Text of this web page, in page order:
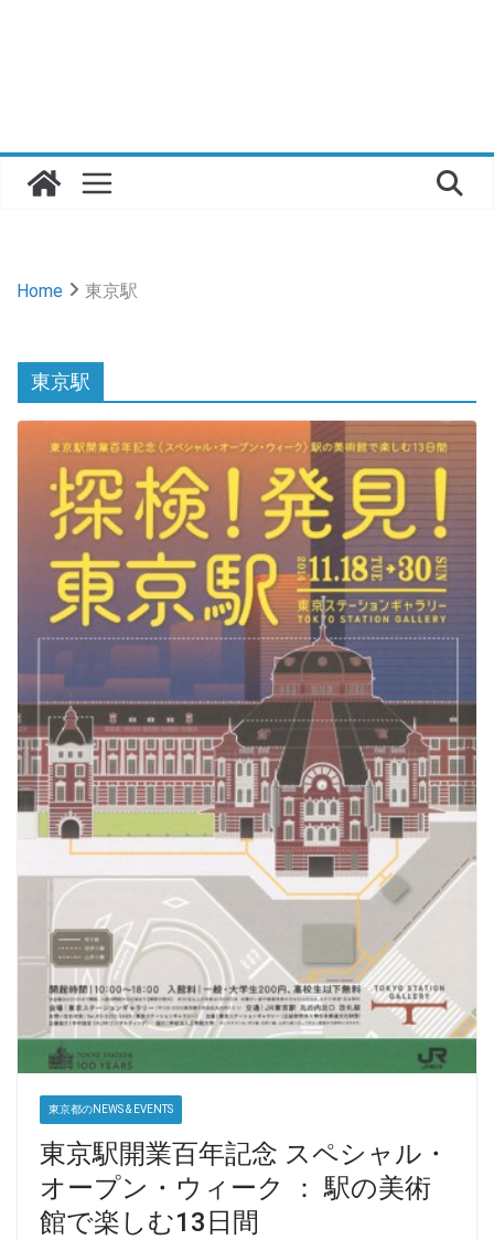
Home 東京駅
東京駅
東京都のNEWS & EVENTS
東京駅開業百年記念 スペシャル・
オープン・ウィーク ： 駅の美術
館で楽しむ13日間